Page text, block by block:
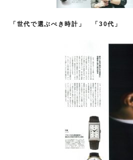
「世代で選ぶべき時計 」 「30代」